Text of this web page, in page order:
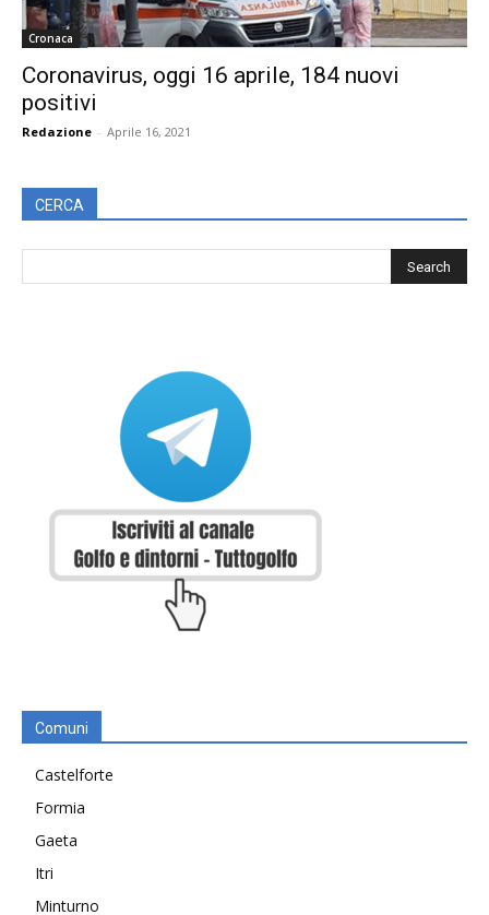
Cronaca
Coronavirus, oggi 16 aprile, 184 nuovi
positivi
Redazione - Aprile 16, 2021
CERCA
Comuni
Castelforte
Formia
Gaeta
Itri
Minturno